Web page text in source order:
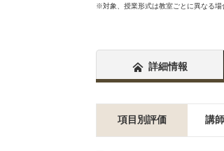
※対象、授業形式は教室ごとに異なる場
詳細情報
項目別評価 講